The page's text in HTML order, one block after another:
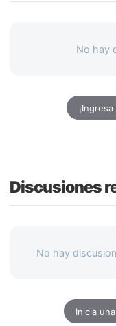
No hay
Discusiones
No hay
Inicia